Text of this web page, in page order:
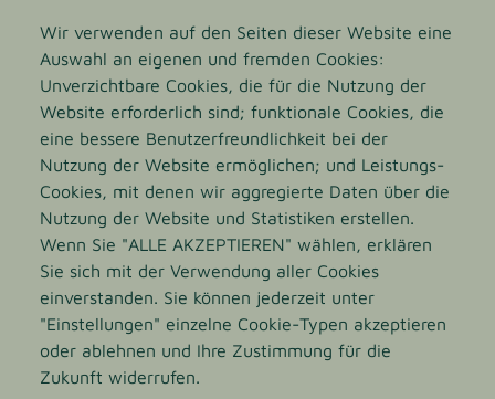
Wir verwenden auf den Seiten dieser Website eine
Auswahl an eigenen und fremden Cookies:
Unverzichtbare Cookies, die für die Nutzung der
Website erforderlich sind; funktionale Cookies, die
eine bessere Benutzerfreundlichkeit bei der
Nutzung der Website ermöglichen; und Leistungs-
Cookies, mit denen wir aggregierte Daten über die
Nutzung der Website und Statistiken erstellen.
Wenn Sie "ALLE AKZEPTIEREN" wählen, erklären
Sie sich mit der Verwendung aller Cookies
einverstanden. Sie können jederzeit unter
"Einstellungen" einzelne Cookie-Typen akzeptieren
oder ablehnen und Ihre Zustimmung für die
Zukunft widerrufen.
Die Datenschutzbestimmungen
habe ich zur
Kenntnis genommen und akzeptiert.
Norevo GmbH
Voelckersstrasse 14-20